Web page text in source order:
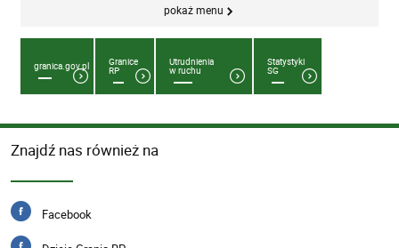
pokaż menu
granica.gov.pl Granice
RP
Utrudnienia
w ruchu
Statystyki
SG
Znajdź nas również na
Facebook